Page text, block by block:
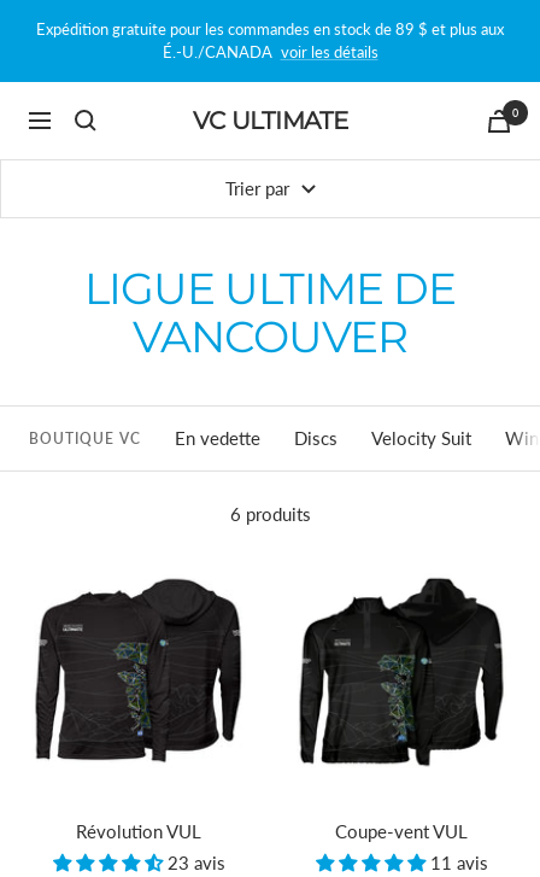
Expédition gratuite pour les commandes en stock de 89 $ et plus aux
É.-U./CANADA voir les détails
Navigation VC ULTIMATE 0
Trier par
LIGUE ULTIME DE
VANCOUVER
BOUTIQUE VC En vedette Discs Velocity Suit
6 produits
Révolution VUL
23 avis
Coupe-vent VUL
11 avis